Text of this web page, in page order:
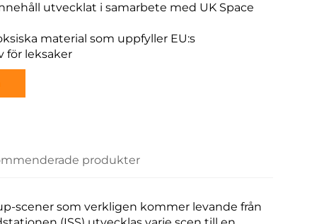
utvecklat i samarbete med UK Space
material som uppfyller EU:s
för leksaker
produkter
scener som verkligen kommer levande från